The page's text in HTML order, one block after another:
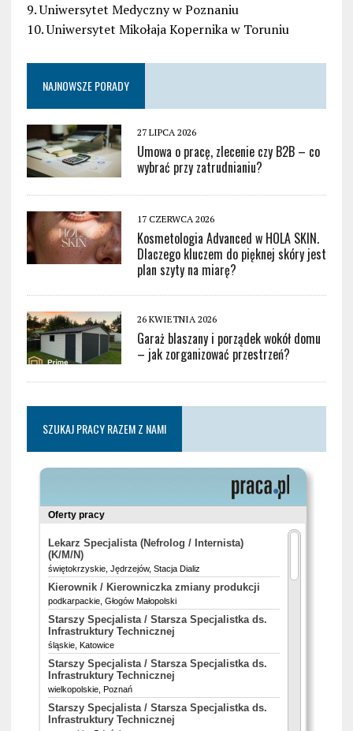
9. Uniwersytet Medyczny w Poznaniu
10. Uniwersytet Mikołaja Kopernika w Toruniu
NAJNOWSZE PORADY
27 LIPCA 2026
Umowa o pracę, zlecenie czy B2B – co
wybrać przy zatrudnianiu?
17 CZERWCA 2026
Kosmetologia Advanced w HOLA SKIN.
Dlaczego kluczem do pięknej skóry jest
plan szyty na miarę?
26 KWIETNIA 2026
Garaż blaszany i porządek wokół domu
– jak zorganizować przestrzeń?
SZUKAJ PRACY RAZEM Z NAMI